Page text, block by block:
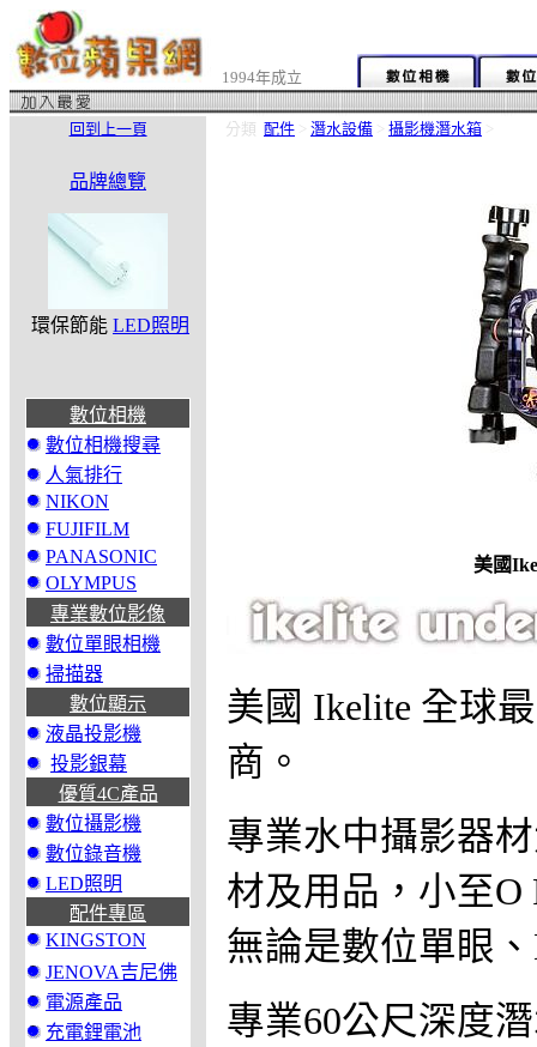
1994年成立
回到上一頁 分類 配件 潛水設備 攝影機潛水箱
品牌總覽
環保節能 LED照明
數位相機
數位相機搜尋
人氣排行
NIKON
FUJIFILM
PANASONIC
OLYMPUS
專業數位影像
數位單眼相機
掃描器
數位顯示
液晶投影機
投影銀幕
優質4C產品
數位攝影機
數位錄音機
LED照明
配件專區
KINGSTON
JENOVA吉尼佛
電源產品
充電鋰電池
美國
美國 Ikelite 全球
商。
專業水中攝影器
材及用品，小至O
無論是數位單眼
專業60公尺深度